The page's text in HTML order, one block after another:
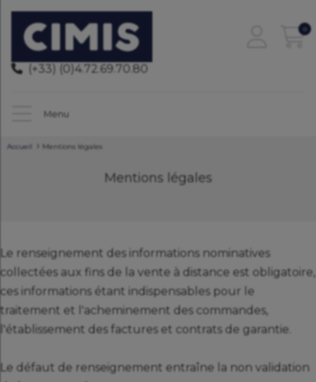
(+33) (0)4.72.69.70.80
Menu
Accueil Mentions légales
Mentions légales
Le renseignement des informations nominatives
collectées aux fins de la vente à distance est obligatoire,
ces informations étant indispensables pour le
traitement et l'acheminement des commandes,
l'établissement des factures et contrats de garantie.
Le défaut de renseignement entraîne la non validation